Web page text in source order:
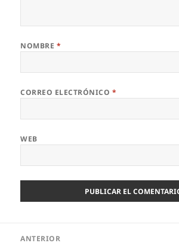
NOMBRE *
CORREO ELECTRÓNICO *
WEB
ANTERIOR